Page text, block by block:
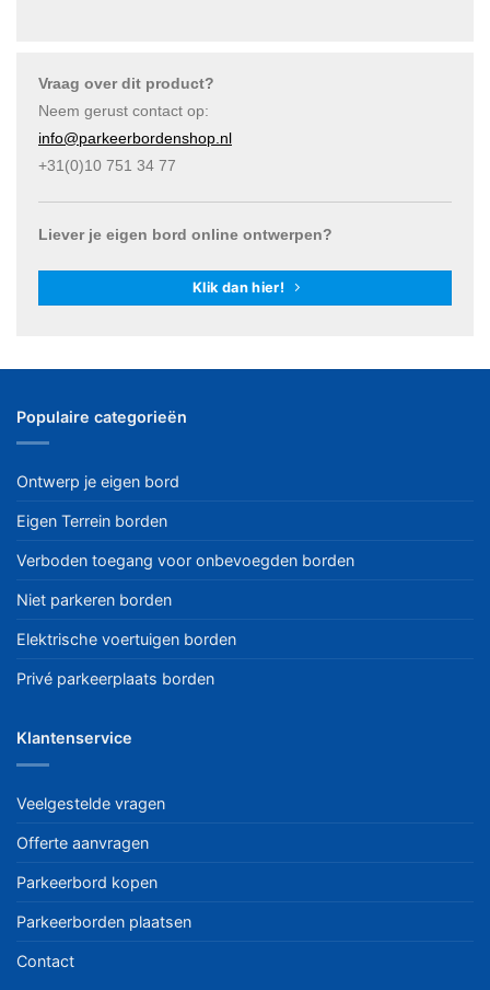
Vraag over dit product?
Neem gerust contact op:
info@parkeerbordenshop.nl
+31(0)10 751 34 77
Liever je eigen bord online ontwerpen?
Klik dan hier!
Populaire categorieën
Ontwerp je eigen bord
Eigen Terrein borden
Verboden toegang voor onbevoegden borden
Niet parkeren borden
Elektrische voertuigen borden
Privé parkeerplaats borden
Klantenservice
Veelgestelde vragen
Offerte aanvragen
Parkeerbord kopen
Parkeerborden plaatsen
Contact